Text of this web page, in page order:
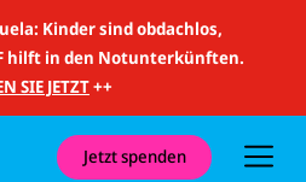
Kinder sind obdachlos,
hilft in den Notunterkünften.
SIE JETZT++
Jetzt spenden
h
u